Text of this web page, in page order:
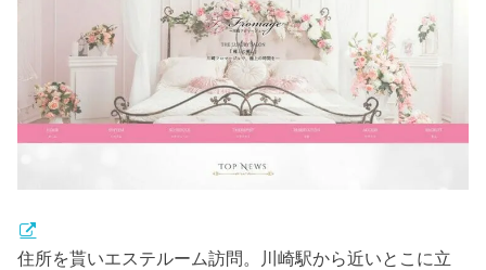
住所を貰いエステルーム訪問。川崎駅から近いとこに立